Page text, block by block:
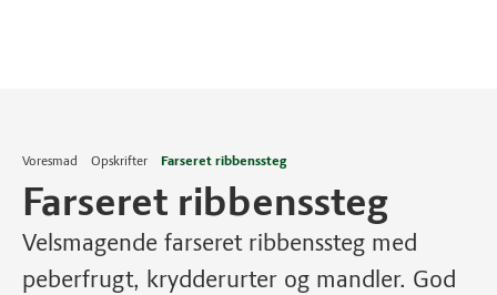
Voresmad Opskrifter Farseret ribbenssteg
Farseret ribbenssteg
Velsmagende farseret ribbenssteg med
peberfrugt, krydderurter og mandler. God